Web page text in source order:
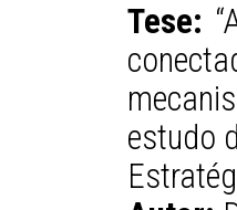
Tese:
estudo